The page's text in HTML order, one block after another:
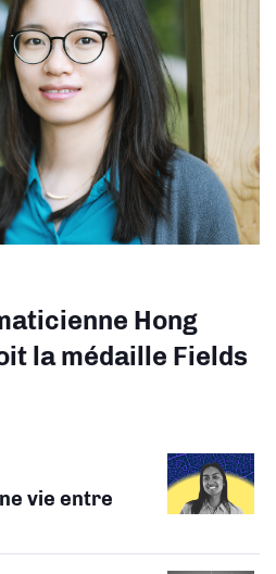
Hong
la médaille Fields
vie entre